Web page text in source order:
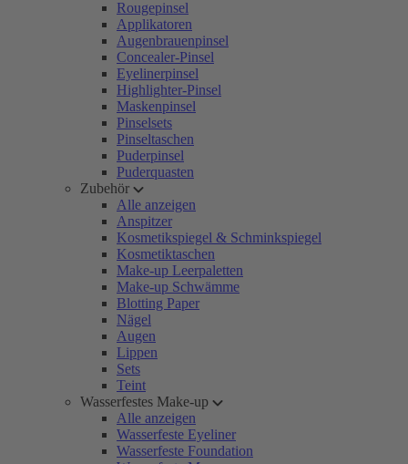
Rougepinsel
Applikatoren
Augenbrauenpinsel
Concealer-Pinsel
Eyelinerpinsel
Highlighter-Pinsel
Maskenpinsel
Pinselsets
Pinseltaschen
Puderpinsel
Puderquasten
Zubehör
Alle anzeigen
Anspitzer
Kosmetikspiegel & Schminkspiegel
Kosmetiktaschen
Make-up Leerpaletten
Make-up Schwämme
Blotting Paper
Nägel
Augen
Lippen
Sets
Teint
Wasserfestes Make-up
Alle anzeigen
Wasserfeste Eyeliner
Wasserfeste Foundation